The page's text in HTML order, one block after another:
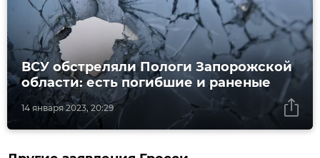
14 января 2023, 20:29
ВСУ обстреляли Пологи Запорожской
области: есть погибшие и раненые